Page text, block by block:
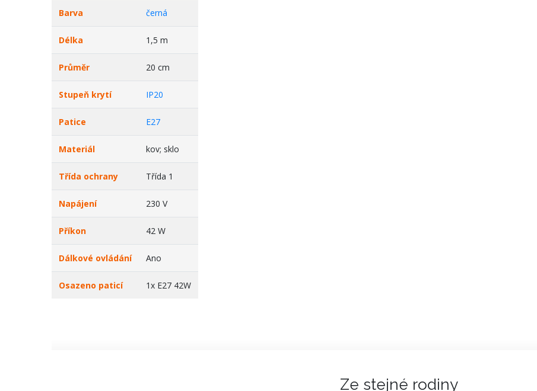
Barva černá
Délka 1,5 m
Průměr 20 cm
Stupeň krytí IP20
Patice E27
Materiál kov; sklo
Třída ochrany Třída 1
Napájení 230 V
Příkon 42 W
Dálkové ovládání Ano
Osazeno paticí 1x E27 42W
Ze stejné rodiny